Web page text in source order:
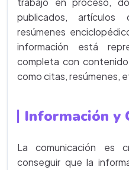
publicados,
resúmenes
información está
completa con
como citas, resúmenes,
Información y
La comunicación es
conseguir que la